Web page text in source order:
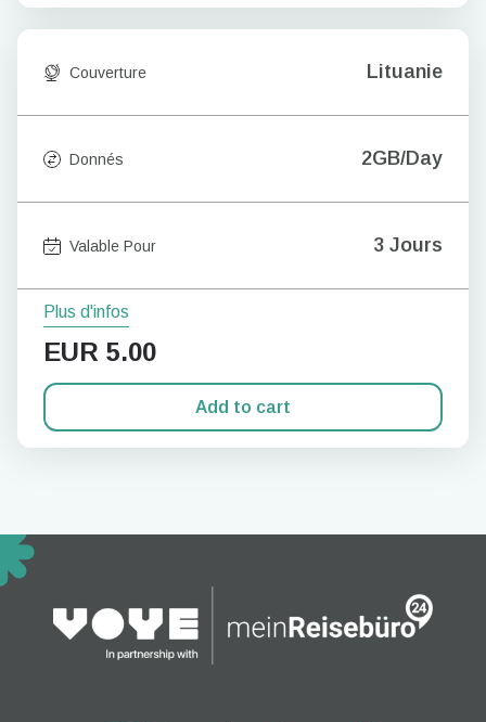
Couverture Lituanie
Donnés 2GB/Day
Valable Pour 3 Jours
Plus d'infos
EUR 5.00
Add to cart